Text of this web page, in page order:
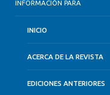
INFORMACIÓN PARA
INICIO
ACERCA DE LA REVISTA
EDICIONES ANTERIORES